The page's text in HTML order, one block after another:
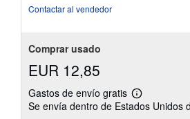
Contactar al vendedor
Comprar usado
EUR 12,85
Gastos de envío gratis
Más
información
Se envía dentro de Estados Unidos